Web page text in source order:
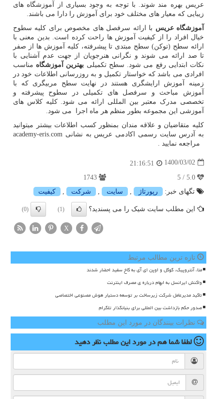
عریس بهره مند شوند. با توجه به وجود بسیاری از آموزشگاه های
زیبایی که معیار های مختلف خود برای آموزش را دارا می باشند.
آموزشگاه عریس با ارائه سرفصل های مخصوص برای کلیه سطوح
خیال افراد را از کیفیت آموزش ها راحت کرده است. بدین معنی با
ارائه سطح (توکن) سطح مبتدی تا پیشرفته، کلیه آموزش ها از صفر
تا صد ارائه می شوند و نگرانی هنرجویان از جهت عدم آشنایی با
نکات ابتدایی رفع می شود. سطح تکمیلی بهترین آموزشگاه مناسب
افرادی می باشد که خواستار تکمیل و به روزرسانی اطلاعات خود در
زمینه آموزش ارایشگری هستند در نهایت سطح مربیگری که با
آموزش مباحث و سرفصل های تکمیلی در سطوح پیشرفته و
تخصصی مدرک معتبر بین المللی ارائه می شود. کلیه کلاس های
آموزشی این مجموعه بطور منظم هر ماه اجرا می شود.
کلیه متقاضیان و علاقه مندان بمنظور کسب اطلاعات بیشتر میتوانید
به آدرس سایت رسمی اکادمی عریس به نشانی academy-eris.com
مراجعه نمایید .
1400/03/02
21:16:51
تگهای خبر:
رپورتاژ سایت شركت كیفیت
این مطلب سایت شیک را می پسندید؟ (1)
(0)
X
تازه ترین مطالب مرتبط
متا، آنتروپیک، گوگل و اوپن ای آی به کاخ سفید احضار شدند
واکنش ایرانسل به ابهام درباره ی مصرف اینترنت
تاکید مدیرعامل شرکت زیرساخت بر توسعه دستیار هوش مصنوعی اختصاصی
صدور حکم بازداشت بین المللی برای بنیانگذار تلگرام
نظرات بینندگان در مورد این مطلب
لطفا شما همدر مورد این مطلبنظر دهید